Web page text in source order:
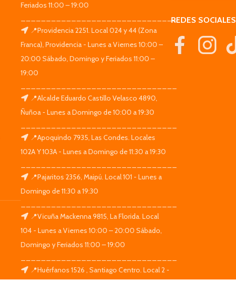
Feriados 11:00 – 19:00
_______________________________
📍Providencia 2251. Local 024 y 44 (Zona
Franca), Providencia - Lunes a Viernes 10:00 –
20:00 Sábado, Domingo y Feriados 11:00 –
19:00
📍Alcalde Eduardo Castillo Velasco 4890,
Ñuñoa - Lunes a Domingo de 10:00 a 19:30
📍Apoquindo 7935, Las Condes. Locales
102A Y 103A - Lunes a Domingo de 11:30 a 19:30
📍Pajaritos 2356, Maipú. Local 101 - Lunes a
Domingo de 11:30 a 19:30
📍Vicuña Mackenna 9815, La Florida. Local
104 - Lunes a Viernes 10:00 – 20:00 Sábado,
Domingo y Feriados 11:00 – 19:00
📍Huérfanos 1526 , Santiago Centro. Local 2 -
REDES SOCIALES